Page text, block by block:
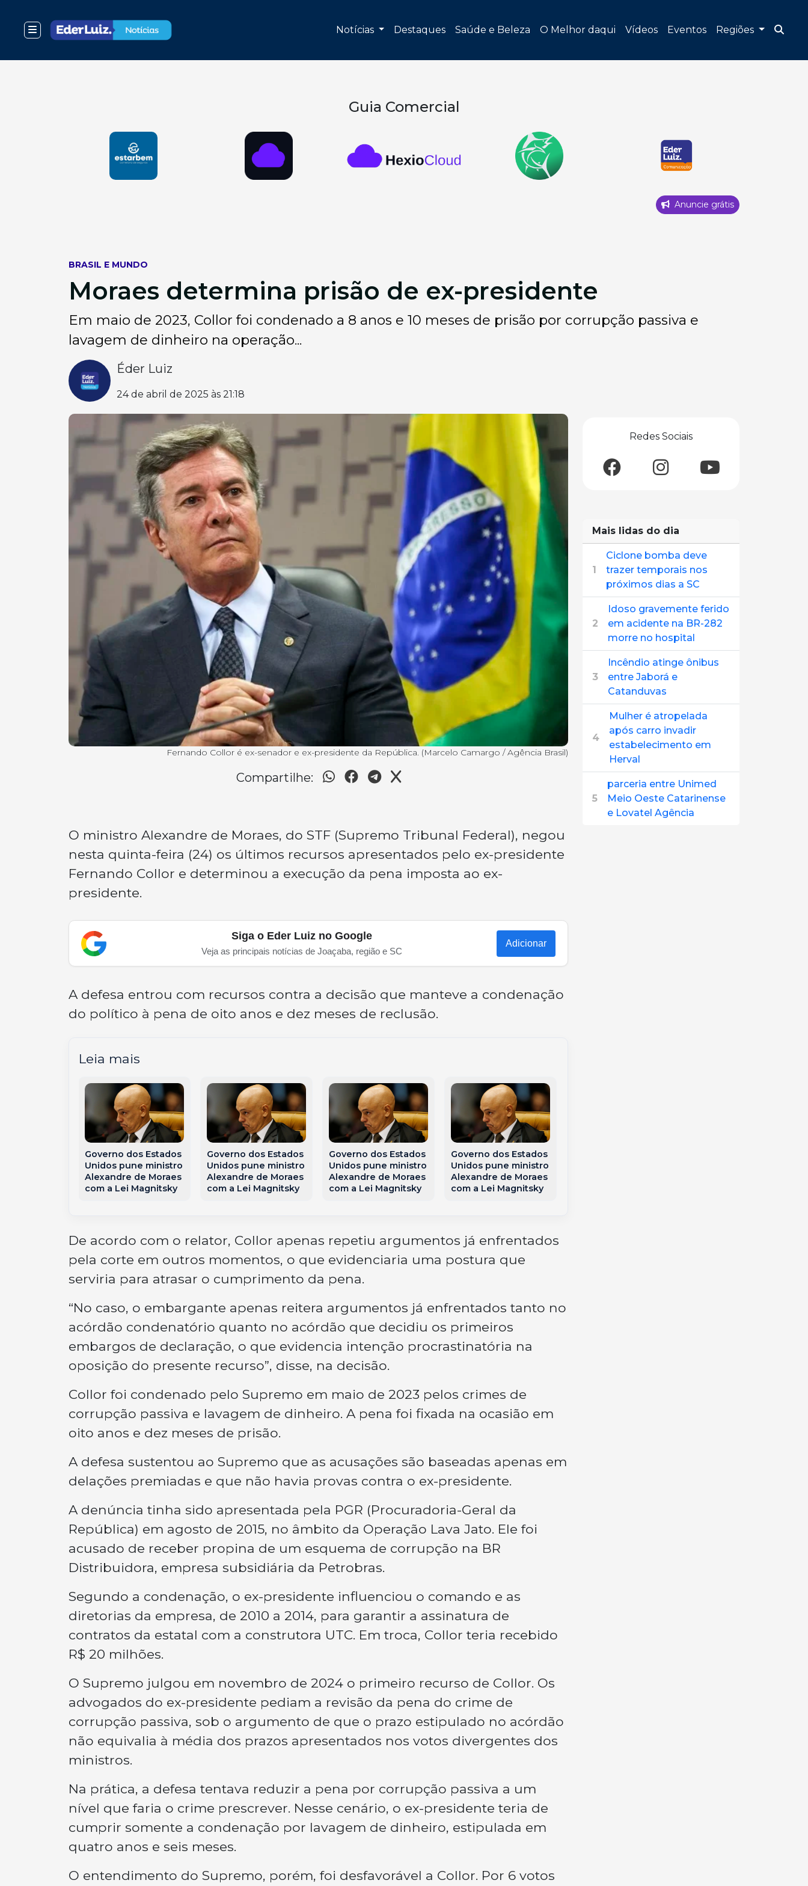
Notícias Destaques Saúde e Beleza O Melhor daqui Vídeos Eventos Regiões
Guia Comercial
Anuncie grátis
BRASIL E MUNDO
Moraes determina prisão de ex-presidente
Em maio de 2023, Collor foi condenado a 8 anos e 10 meses de prisão por corrupção passiva e
lavagem de dinheiro na operação...
Éder Luiz
24 de abril de 2025 às 21:18
Fernando Collor é ex-senador e ex-presidente da República. (Marcelo Camargo / Agência Brasil)
Compartilhe:
O ministro Alexandre de Moraes, do STF (Supremo Tribunal Federal), negou
nesta quinta-feira (24) os últimos recursos apresentados pelo ex-presidente
Fernando Collor e determinou a execução da pena imposta ao ex-
presidente.
Siga o Eder Luiz no Google
Veja as principais notícias de Joaçaba, região e SC
Adicionar
A defesa entrou com recursos contra a decisão que manteve a condenação
do político à pena de oito anos e dez meses de reclusão.
Leia mais
Governo dos Estados
Unidos pune ministro
Alexandre de Moraes
com a Lei Magnitsky
Governo dos Estados
Unidos pune ministro
Alexandre de Moraes
com a Lei Magnitsky
Governo dos Estados
Unidos pune ministro
Alexandre de Moraes
com a Lei Magnitsky
Governo dos Estados
Unidos pune ministro
Alexandre de Moraes
com a Lei Magnitsky
De acordo com o relator, Collor apenas repetiu argumentos já enfrentados
pela corte em outros momentos, o que evidenciaria uma postura que
serviria para atrasar o cumprimento da pena.
“No caso, o embargante apenas reitera argumentos já enfrentados tanto no
acórdão condenatório quanto no acórdão que decidiu os primeiros
embargos de declaração, o que evidencia intenção procrastinatória na
oposição do presente recurso”, disse, na decisão.
Collor foi condenado pelo Supremo em maio de 2023 pelos crimes de
corrupção passiva e lavagem de dinheiro. A pena foi fixada na ocasião em
oito anos e dez meses de prisão.
A defesa sustentou ao Supremo que as acusações são baseadas apenas em
delações premiadas e que não havia provas contra o ex-presidente.
A denúncia tinha sido apresentada pela PGR (Procuradoria-Geral da
República) em agosto de 2015, no âmbito da Operação Lava Jato. Ele foi
acusado de receber propina de um esquema de corrupção na BR
Distribuidora, empresa subsidiária da Petrobras.
Segundo a condenação, o ex-presidente influenciou o comando e as
diretorias da empresa, de 2010 a 2014, para garantir a assinatura de
contratos da estatal com a construtora UTC. Em troca, Collor teria recebido
R$ 20 milhões.
O Supremo julgou em novembro de 2024 o primeiro recurso de Collor. Os
advogados do ex-presidente pediam a revisão da pena do crime de
corrupção passiva, sob o argumento de que o prazo estipulado no acórdão
não equivalia à média dos prazos apresentados nos votos divergentes dos
ministros.
Na prática, a defesa tentava reduzir a pena por corrupção passiva a um
nível que faria o crime prescrever. Nesse cenário, o ex-presidente teria de
cumprir somente a condenação por lavagem de dinheiro, estipulada em
quatro anos e seis meses.
O entendimento do Supremo, porém, foi desfavorável a Collor. Por 6 votos
Redes Sociais
Mais lidas do dia
1
Ciclone bomba deve
trazer temporais nos
próximos dias a SC
2
Idoso gravemente ferido
em acidente na BR-282
morre no hospital
3
Incêndio atinge ônibus
entre Jaborá e
Catanduvas
4
Mulher é atropelada
após carro invadir
estabelecimento em
Herval
5
parceria entre Unimed
Meio Oeste Catarinense
e Lovatel Agência